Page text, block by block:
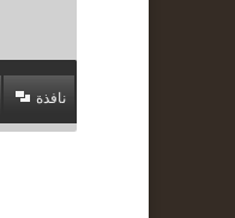
نافذة